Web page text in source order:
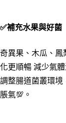
✅補充水果與好菌
奇異果、木瓜、鳳
化更順暢 減少氣
調整腸道菌叢環境
脹氣💯。